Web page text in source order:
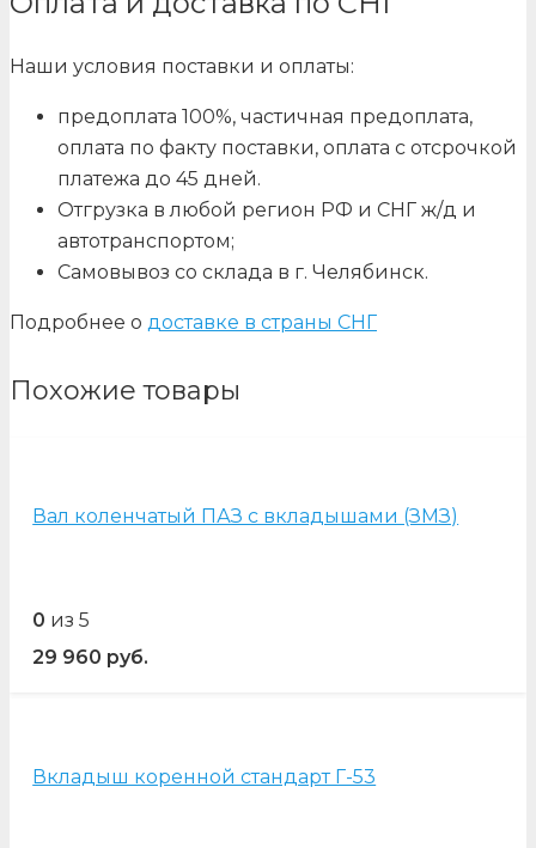
Наши условия поставки и оплаты:
предоплата 100%, частичная предоплата,
оплата по факту поставки, оплата с отсрочкой
платежа до 45 дней.
Отгрузка в любой регион РФ и СНГ ж/д и
автотранспортом;
Самовывоз со склада в г. Челябинск.
Подробнее о доставке в страны СНГ
Похожие товары
Вал коленчатый ПАЗ с вкладышами (ЗМЗ)
0 из 5
29 960 руб.
Вкладыш коренной стандарт Г-53